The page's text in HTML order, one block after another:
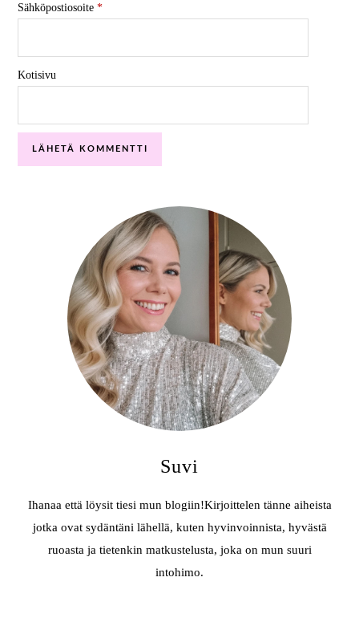
Sähköpostiosoite*
Kotisivu
Suvi
Ihanaa että löysit tiesi mun blogiin!Kirjoittelen tänne aiheista
jotka ovat sydäntäni lähellä, kuten hyvinvoinnista, hyvästä
ruoasta ja tietenkin matkustelusta, joka on mun suuri
intohimo.